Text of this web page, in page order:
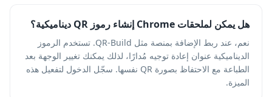
هل يمكن لملحقات Chrome إنشاء رموز QR ديناميكية؟
نعم، عند ربط الإضافة بمنصة مثل QR-Build. تستخدم الرموز
الديناميكية عنوان إعادة توجيه مُدارًا، لذلك يمكنك تغيير الوجهة بعد
الطباعة مع الاحتفاظ بصورة QR نفسها. سجّل الدخول لتفعيل هذه
الميزة.